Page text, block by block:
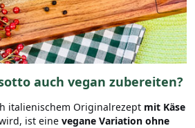
auch vegan zubereiten?
italienischem Originalrezept mit Käse
ist eine vegane Variation ohne